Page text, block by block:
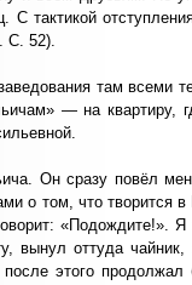
тактикой
С. 52).
там всеми
— на квартиру,
Он сразу повёл
о том, что творится
«Подождите!».
оттуда чайник,
этого